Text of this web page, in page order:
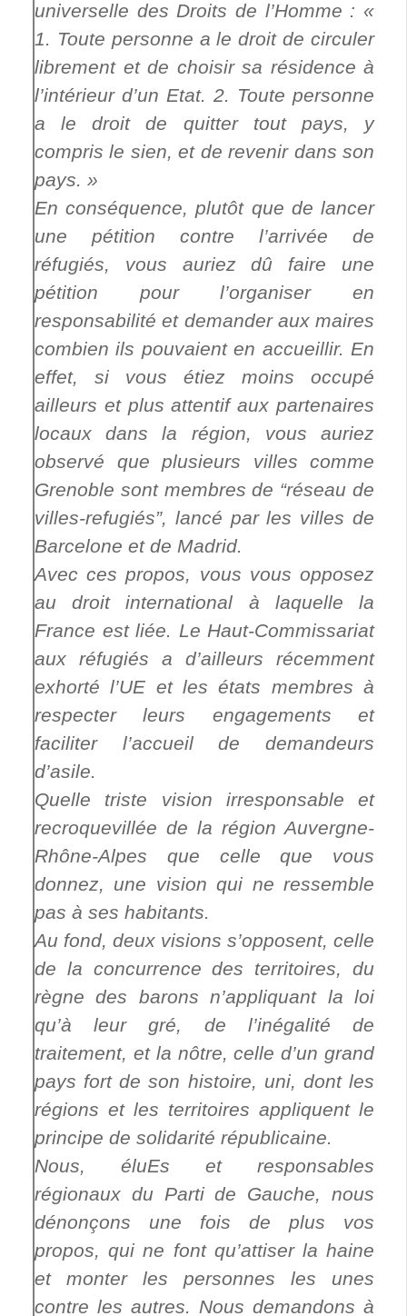
universelle des Droits de l’Homme : «
1. Toute personne a le droit de circuler
librement et de choisir sa résidence à
l’intérieur d’un Etat. 2. Toute personne
a le droit de quitter tout pays, y
compris le sien, et de revenir dans son
pays. »
En conséquence, plutôt que de lancer
une pétition contre l’arrivée de
réfugiés, vous auriez dû faire une
pétition pour l’organiser en
responsabilité et demander aux maires
combien ils pouvaient en accueillir. En
effet, si vous étiez moins occupé
ailleurs et plus attentif aux partenaires
locaux dans la région, vous auriez
observé que plusieurs villes comme
Grenoble sont membres de “réseau de
villes-refugiés”, lancé par les villes de
Barcelone et de Madrid.
Avec ces propos, vous vous opposez
au droit international à laquelle la
France est liée. Le Haut-Commissariat
aux réfugiés a d’ailleurs récemment
exhorté l’UE et les états membres à
respecter leurs engagements et
faciliter l’accueil de demandeurs
d’asile.
Quelle triste vision irresponsable et
recroquevillée de la région Auvergne-
Rhône-Alpes que celle que vous
donnez, une vision qui ne ressemble
pas à ses habitants.
Au fond, deux visions s’opposent, celle
de la concurrence des territoires, du
règne des barons n’appliquant la loi
qu’à leur gré, de l’inégalité de
traitement, et la nôtre, celle d’un grand
pays fort de son histoire, uni, dont les
régions et les territoires appliquent le
principe de solidarité républicaine.
Nous, éluEs et responsables
régionaux du Parti de Gauche, nous
dénonçons une fois de plus vos
propos, qui ne font qu’attiser la haine
et monter les personnes les unes
contre les autres. Nous demandons à